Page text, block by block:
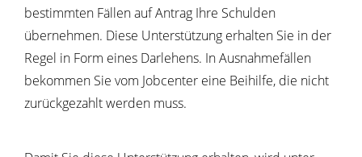
bestimmten Fällen auf Antrag Ihre Schulden
übernehmen. Diese Unterstützung erhalten Sie in der
Regel in Form eines Darlehens. In Ausnahmefällen
bekommen Sie vom Jobcenter eine Beihilfe, die nicht
zurückgezahlt werden muss.